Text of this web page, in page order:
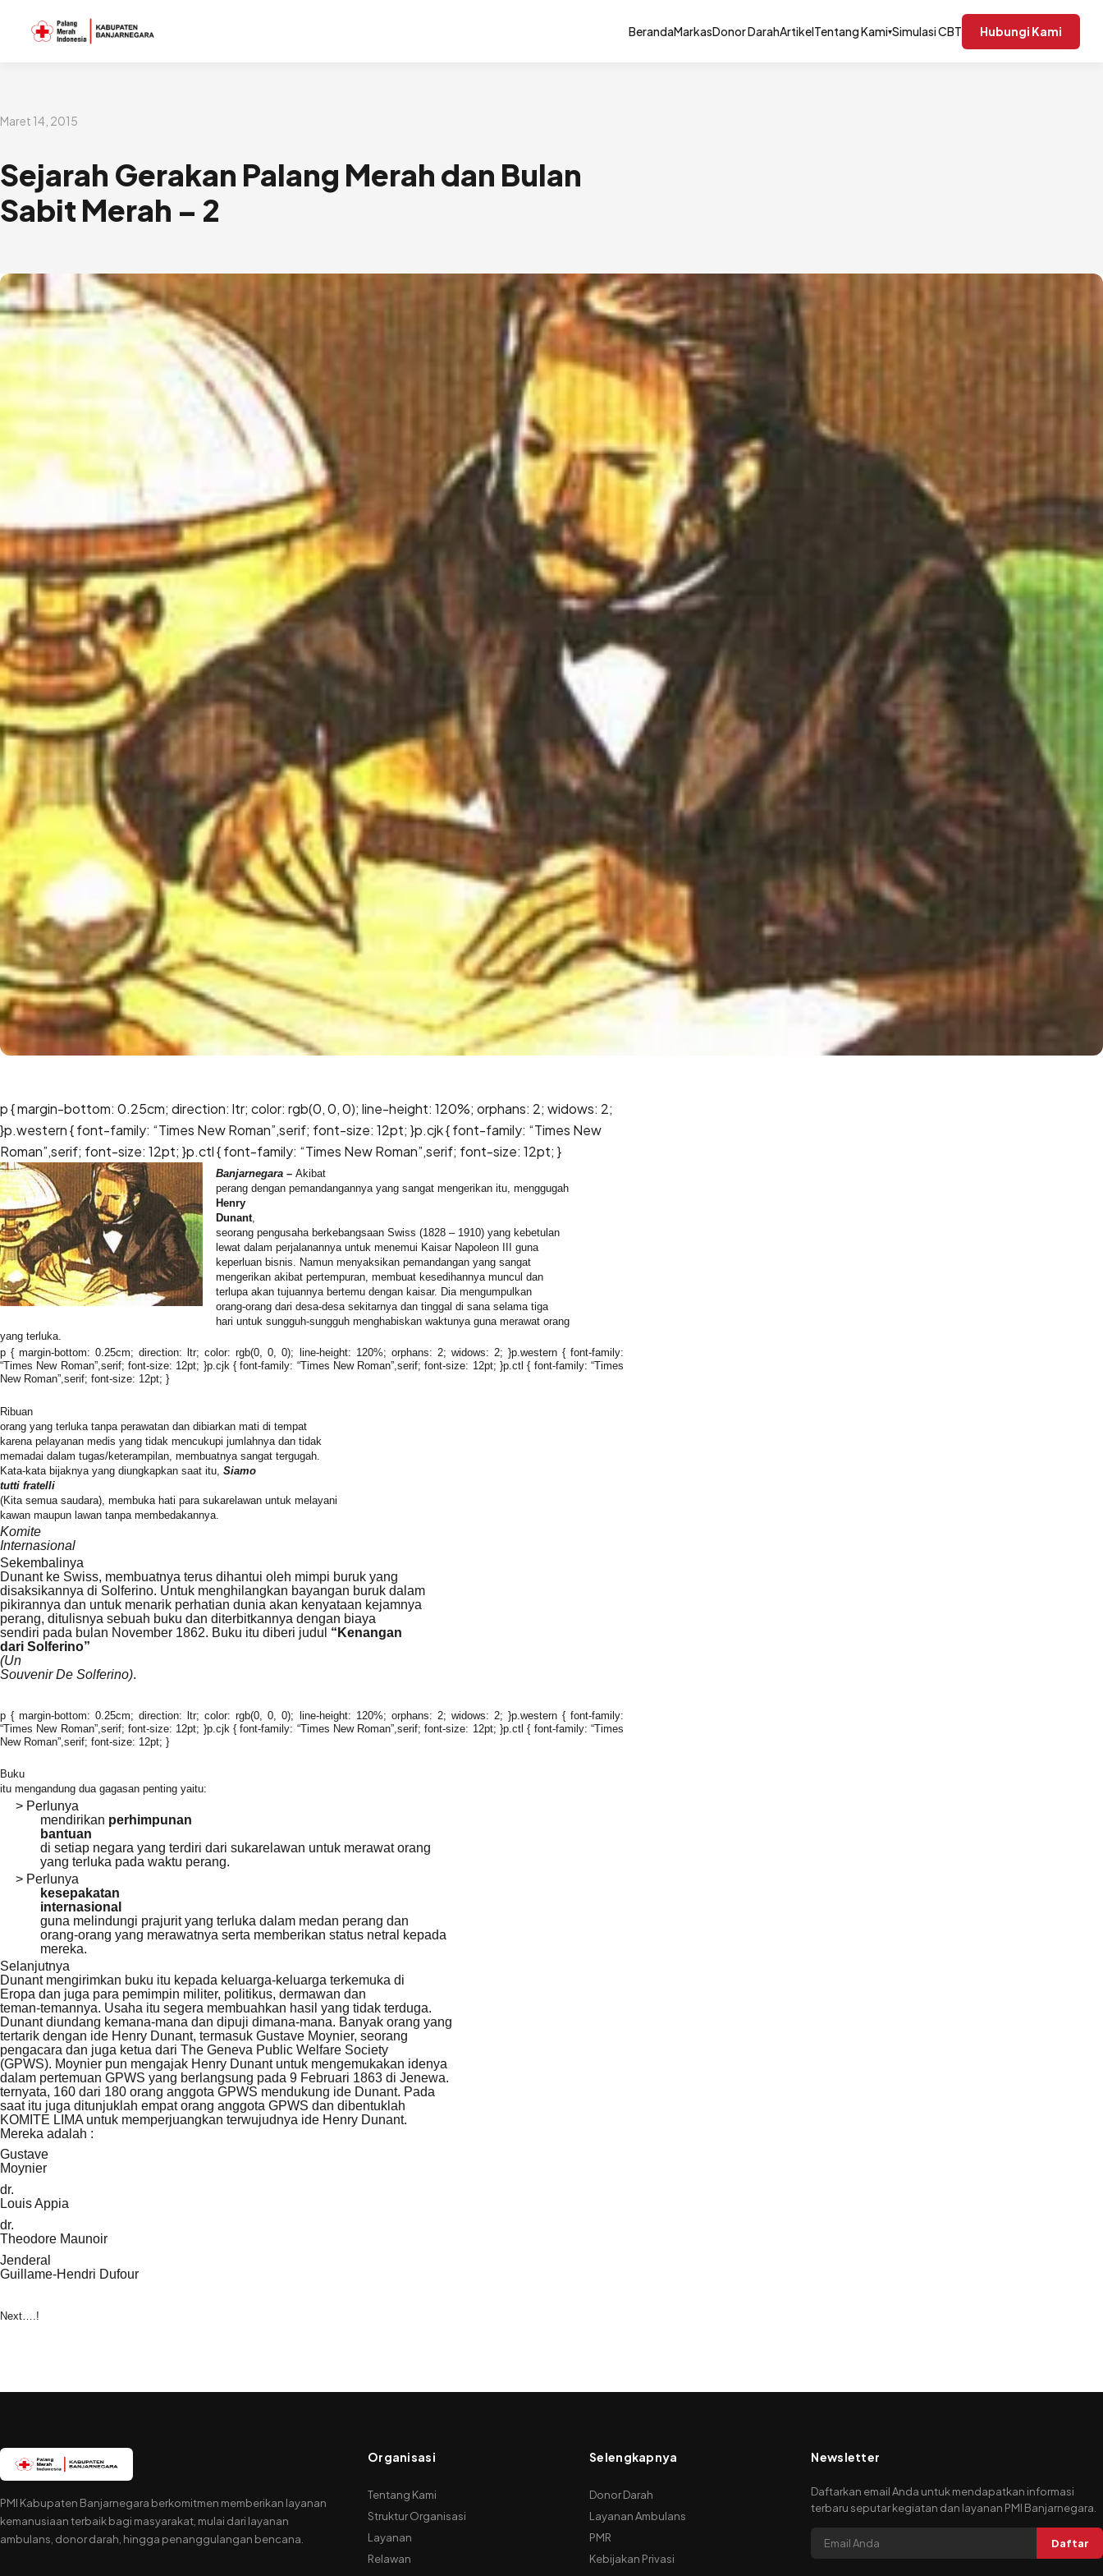
BerandaMarkasDonor DarahArtikelTentang Kami▾Simulasi CBT Hubungi Kami
Maret 14, 2015
Sejarah Gerakan Palang Merah dan Bulan
Sabit Merah – 2
p { margin-bottom: 0.25cm; direction: ltr; color: rgb(0, 0, 0); line-height: 120%; orphans: 2; widows: 2;
}p.western { font-family: “Times New Roman”,serif; font-size: 12pt; }p.cjk { font-family: “Times New
Roman”,serif; font-size: 12pt; }p.ctl { font-family: “Times New Roman”,serif; font-size: 12pt; }
Banjarnegara – Akibat
perang dengan pemandangannya yang sangat mengerikan itu, menggugah
Henry
Dunant
seorang pengusaha berkebangsaan Swiss (1828 – 1910) yang kebetulan
lewat dalam perjalanannya untuk menemui Kaisar Napoleon III guna
keperluan bisnis. Namun menyaksikan pemandangan yang sangat
mengerikan akibat pertempuran, membuat kesedihannya muncul dan
terlupa akan tujuannya bertemu dengan kaisar. Dia mengumpulkan
orang-orang dari desa-desa sekitarnya dan tinggal di sana selama tiga
hari untuk sungguh-sungguh menghabiskan waktunya guna merawat orang
yang terluka.
p { margin-bottom: 0.25cm; direction: ltr; color: rgb(0, 0, 0); line-height: 120%; orphans: 2; widows: 2; }p.western { font-family:
“Times New Roman”,serif; font-size: 12pt; }p.cjk { font-family: “Times New Roman”,serif; font-size: 12pt; }p.ctl { font-family: “Times
New Roman”,serif; font-size: 12pt; }
Ribuan
orang yang terluka tanpa perawatan dan dibiarkan mati di tempat
karena pelayanan medis yang tidak mencukupi jumlahnya dan tidak
memadai dalam tugas/keterampilan, membuatnya sangat tergugah.
Kata-kata bijaknya yang diungkapkan saat itu, Siamo
tutti fratelli
(Kita semua saudara), membuka hati para sukarelawan untuk melayani
kawan maupun lawan tanpa membedakannya.
Komite
Internasional
Sekembalinya
Dunant ke Swiss, membuatnya terus dihantui oleh mimpi buruk yang
disaksikannya di Solferino. Untuk menghilangkan bayangan buruk dalam
pikirannya dan untuk menarik perhatian dunia akan kenyataan kejamnya
perang, ditulisnya sebuah buku dan diterbitkannya dengan biaya
sendiri pada bulan November 1862. Buku itu diberi judul “Kenangan
dari Solferino”
(Un
Souvenir De Solferino).
p { margin-bottom: 0.25cm; direction: ltr; color: rgb(0, 0, 0); line-height: 120%; orphans: 2; widows: 2; }p.western { font-family:
“Times New Roman”,serif; font-size: 12pt; }p.cjk { font-family: “Times New Roman”,serif; font-size: 12pt; }p.ctl { font-family: “Times
New Roman”,serif; font-size: 12pt; }
Buku
itu mengandung dua gagasan penting yaitu:
> Perlunya
mendirikan perhimpunan
bantuan
di setiap negara yang terdiri dari sukarelawan untuk merawat orang
yang terluka pada waktu perang.
> Perlunya
kesepakatan
internasional
guna melindungi prajurit yang terluka dalam medan perang dan
orang-orang yang merawatnya serta memberikan status netral kepada
mereka.
Selanjutnya
Dunant mengirimkan buku itu kepada keluarga-keluarga terkemuka di
Eropa dan juga para pemimpin militer, politikus, dermawan dan
teman-temannya. Usaha itu segera membuahkan hasil yang tidak terduga.
Dunant diundang kemana-mana dan dipuji dimana-mana. Banyak orang yang
tertarik dengan ide Henry Dunant, termasuk Gustave Moynier, seorang
pengacara dan juga ketua dari The Geneva Public Welfare Society
(GPWS). Moynier pun mengajak Henry Dunant untuk mengemukakan idenya
dalam pertemuan GPWS yang berlangsung pada 9 Februari 1863 di Jenewa.
ternyata, 160 dari 180 orang anggota GPWS mendukung ide Dunant. Pada
saat itu juga ditunjuklah empat orang anggota GPWS dan dibentuklah
KOMITE LIMA untuk memperjuangkan terwujudnya ide Henry Dunant.
Mereka adalah :
Gustave
Moynier
dr.
Louis Appia
dr.
Theodore Maunoir
Jenderal
Guillame-Hendri Dufour
Next….!
PMI Kabupaten Banjarnegara berkomitmen memberikan layanan
kemanusiaan terbaik bagi masyarakat, mulai dari layanan
ambulans, donor darah, hingga penanggulangan bencana.
Organisasi
Tentang Kami
Struktur Organisasi
Layanan
Relawan
Selengkapnya
Donor Darah
Layanan Ambulans
PMR
Kebijakan Privasi
Newsletter
Daftarkan email Anda untuk mendapatkan informasi
terbaru seputar kegiatan dan layanan PMI Banjarnegara.
Daftar